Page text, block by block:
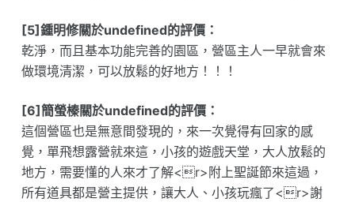
[5]鍾明修關於undefined的評價：
乾淨，而且基本功能完善的園區，營區主人一早就會來
做環境清潔，可以放鬆的好地方！！！
[6]簡螢榛關於undefined的評價：
這個營區也是無意間發現的，來一次覺得有回家的感
覺，單飛想露營就來這，小孩的遊戲天堂，大人放鬆的
地方，需要懂的人來才了解<r>附上聖誕節來這過，
所有道具都是營主提供，讓大人、小孩玩瘋了<r>謝